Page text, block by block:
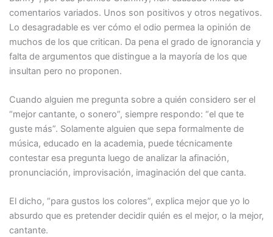
comentarios variados. Unos son positivos y otros negativos.
Lo desagradable es ver cómo el odio permea la opinión de
muchos de los que critican. Da pena el grado de ignorancia y
falta de argumentos que distingue a la mayoría de los que
insultan pero no proponen.
Cuando alguien me pregunta sobre a quién considero ser el
“mejor cantante, o sonero”, siempre respondo: “el que te
guste más”. Solamente alguien que sepa formalmente de
música, educado en la academia, puede técnicamente
contestar esa pregunta luego de analizar la afinación,
pronunciación, improvisación, imaginación del que canta.
El dicho, “para gustos los colores”, explica mejor que yo lo
absurdo que es pretender decidir quién es el mejor, o la mejor,
cantante.